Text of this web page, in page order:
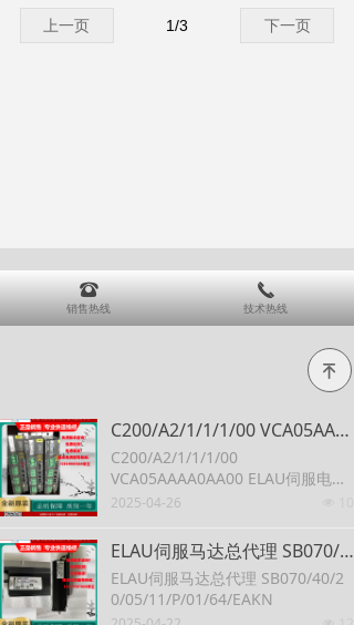
施耐德变频器维修 ELAU驱动器维
上一页 下一页
1/3
녠
C200/A2/1/1/1/00 VCA05AAAA0AA00 ELAU伺服电机短路电流大维修 共振异响解决
C200/A2/1/1/1/00
VCA05AAAA0AA00 ELAU伺服电机
短路电流大维修 共振异响解决
2025-04-26
ELAU伺服马达总代理 SB070/40/20/05/11/P/01/64/EAKN
ELAU伺服马达总代理 SB070/40/2
0/05/11/P/01/64/EAKN
뀰
销售热线
끅
技术热线